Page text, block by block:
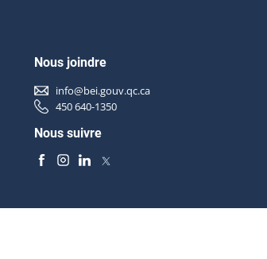
Nous joindre
info@bei.gouv.qc.ca
450 640-1350
Nous suivre